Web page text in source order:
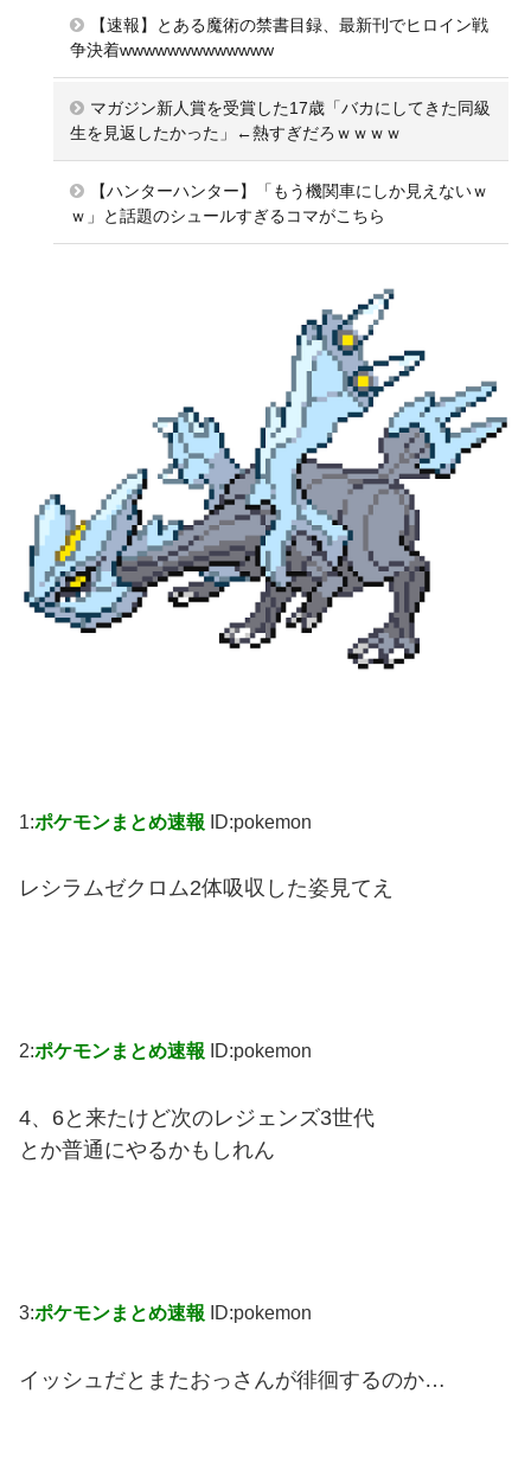
【速報】とある魔術の禁書目録、最新刊でヒロイン戦
争決着wwwwwwwwwwwww
マガジン新人賞を受賞した17歳「バカにしてきた同級
生を見返したかった」←熱すぎだろｗｗｗｗ
【ハンターハンター】「もう機関車にしか見えないｗ
ｗ」と話題のシュールすぎるコマがこちら
1:ポケモンまとめ速報 ID:pokemon
レシラムゼクロム2体吸収した姿見てえ
2:ポケモンまとめ速報 ID:pokemon
4、6と来たけど次のレジェンズ3世代
とか普通にやるかもしれん
3:ポケモンまとめ速報 ID:pokemon
イッシュだとまたおっさんが徘徊するのか…